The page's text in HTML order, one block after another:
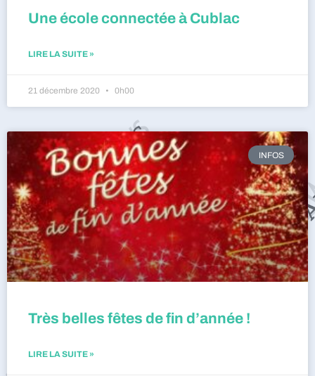
Une école connectée à Cublac
LIRE LA SUITE »
21 décembre 2020 0h00
INFOS
Très belles fêtes de fin d’année !
LIRE LA SUITE »